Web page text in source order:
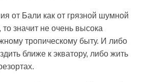
от Бали как от грязной шумной
значит не очень высока
тропическому быту. И либо
ближе к экватору, либо жить